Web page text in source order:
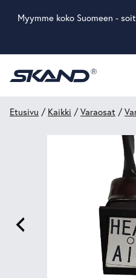
Myymme koko Suomeen -
Etusivu / Kaikki /Varaosat /